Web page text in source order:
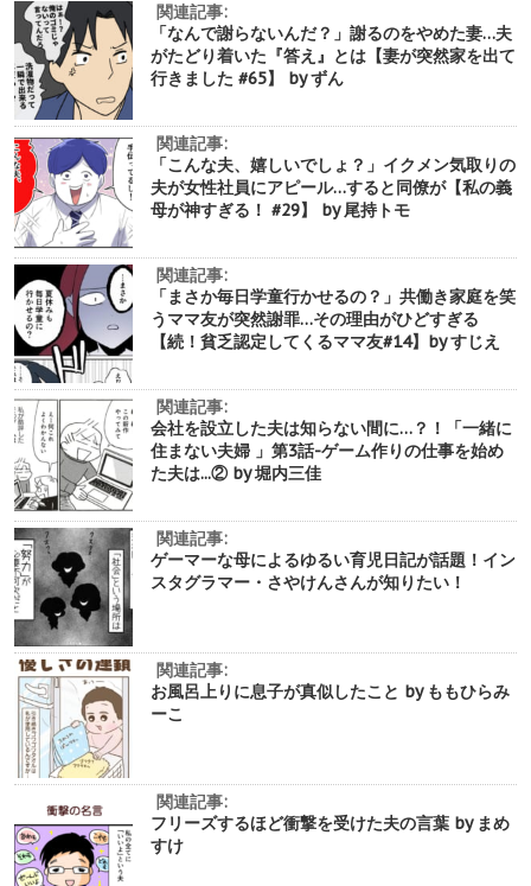
関連記事:
「なんで謝らないんだ？」謝るのをやめた妻…夫
がたどり着いた『答え』とは【妻が突然家を出て
行きました #65】 by ずん
関連記事:
「こんな夫、嬉しいでしょ？」イクメン気取りの
夫が女性社員にアピール…すると同僚が【私の義
母が神すぎる！ #29】 by 尾持トモ
関連記事:
「まさか毎日学童行かせるの？」共働き家庭を笑
うママ友が突然謝罪…その理由がひどすぎる
【続！貧乏認定してくるママ友#14】by すじえ
関連記事:
会社を設立した夫は知らない間に…？！「一緒に
住まない夫婦 」第3話-ゲーム作りの仕事を始め
た夫は...② by 堀内三佳
関連記事:
ゲーマーな母によるゆるい育児日記が話題！イン
スタグラマー・さやけんさんが知りたい！
関連記事:
お風呂上りに息子が真似したこと by ももひらみ
ーこ
関連記事:
フリーズするほど衝撃を受けた夫の言葉 by まめ
すけ